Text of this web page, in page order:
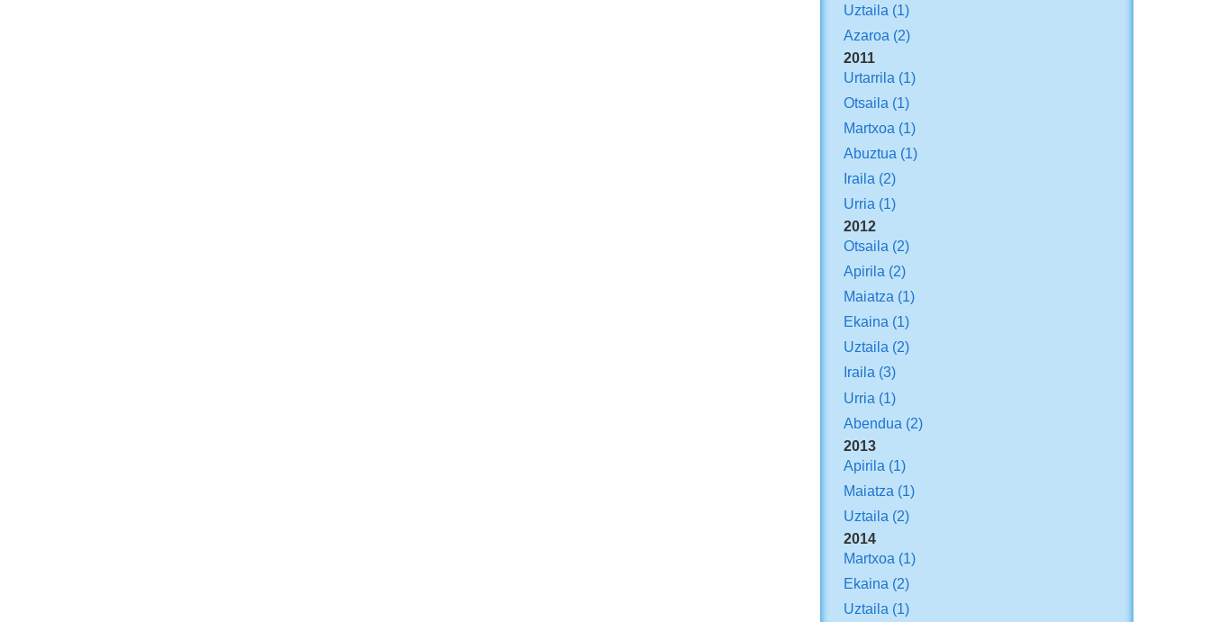
Uztaila (1)
Azaroa (2)
2011
Urtarrila (1)
Otsaila (1)
Martxoa (1)
Abuztua (1)
Iraila (2)
Urria (1)
2012
Otsaila (2)
Apirila (2)
Maiatza (1)
Ekaina (1)
Uztaila (2)
Iraila (3)
Urria (1)
Abendua (2)
2013
Apirila (1)
Maiatza (1)
Uztaila (2)
2014
Martxoa (1)
Ekaina (2)
Uztaila (1)